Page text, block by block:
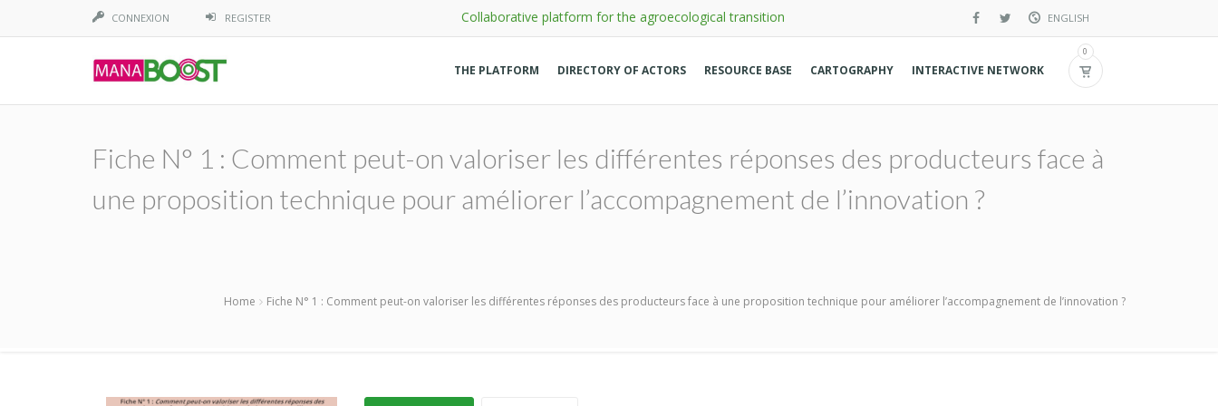
CONNEXION REGISTER Collaborative platform for the agroecological transition ENGLISH
Spanish
THE PLATFORM DIRECTORY OF ACTORS RESOURCE BASE CARTOGRAPHY INTERACTIVE NETWORK
0
Fiche N° 1 : Comment peut-on valoriser les différentes réponses des producteurs face à
une proposition technique pour améliorer l’accompagnement de l’innovation ?
Home Fiche N° 1 : Comment peut-on valoriser les différentes réponses des producteurs face à une proposition technique pour améliorer l’accompagnement de l’innovation ?